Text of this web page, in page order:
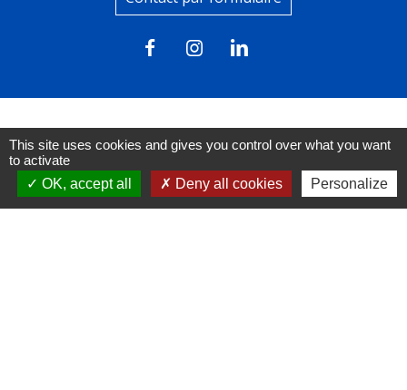
Liens
FACEBOOK
This site uses cookies and gives you control over what you want
to activate
OK, accept all
Deny all cookies Personalize